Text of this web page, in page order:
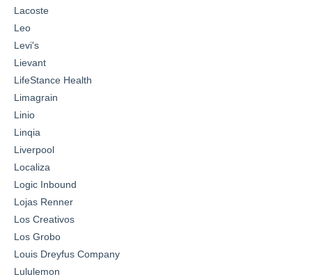
Lacoste
Leo
Levi's
Lievant
LifeStance Health
Limagrain
Linio
Linqia
Liverpool
Localiza
Logic Inbound
Lojas Renner
Los Creativos
Los Grobo
Louis Dreyfus Company
Lululemon